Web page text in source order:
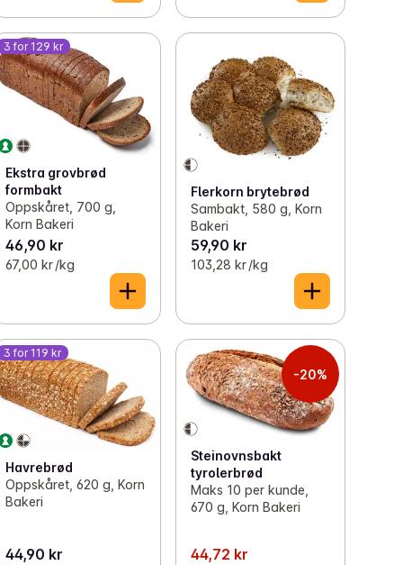
3 for 129 kr
Ekstra grovbrød
formbakt
Oppskåret, 700 g,
Korn Bakeri
46,90 kr
67,00 kr /kg
Flerkorn brytebrød
Sambakt, 580 g, Korn
Bakeri
59,90 kr
103,28 kr /kg
3 for 119 kr
Havrebrød
Oppskåret, 620 g, Korn
Bakeri
44,90 kr
-20%
Steinovnsbakt
tyrolerbrød
Maks 10 per kunde,
670 g, Korn Bakeri
44,72 kr